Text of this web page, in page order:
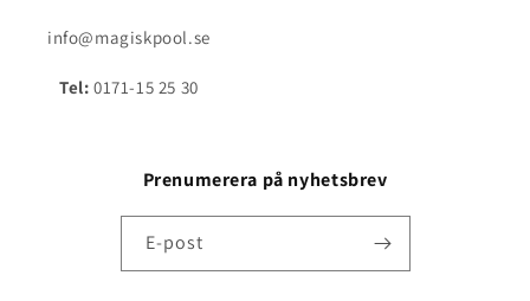
info@magiskpool.se
Tel: 0171-15 25 30
Prenumerera på nyhetsbrev
E-post